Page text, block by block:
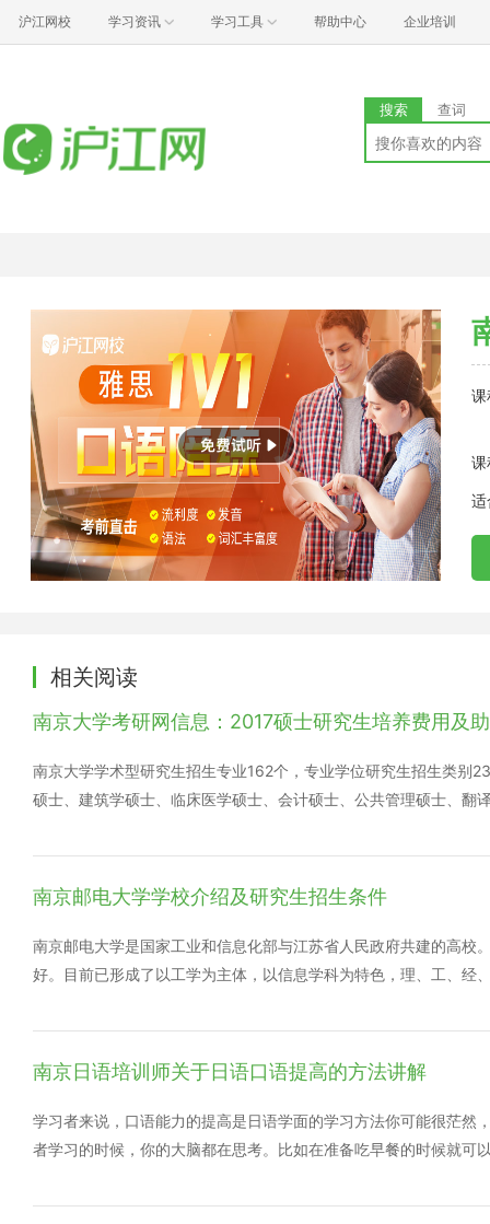
沪江网校 学习资讯 学习工具 帮助中心 企业培训
搜索 查词
课
课
适
相关阅读
南京大学考研网信息：2017硕士研究生培养费用及
南京大学学术型研究生招生专业162个，专业学位研究生招生类别
硕士、建筑学硕士、临床医学硕士、会计硕士、公共管理硕士、翻
划硕士、审计硕士、教育硕士、护理硕士)。全日制招生规模约
0人左右;非全日制招生规模约1400人。完成学业后，全日制和非
000人，长学制转段约110人。 培养费用 根据《国家发展改革委
关问题的通知》(发改价格【2013】887号)，自2014年秋季学期
收取学费，我校具体收费标准参照教育部及江苏省研究生教育学费
位研究生 按物价部门批准或备案标准收取，其中会计硕士(全日制
定，以录取阶段财务处收费通知为准。 奖助体系 南京大学对纳入
金”，每月500元/人;同时设立三个等级的“学业奖学金”，奖额为
有“国家奖学金”，额度20000元/人。非全日制研究生不享受助学
南京邮电大学学校介绍及研究生招生条件
南京邮电大学是国家工业和信息化部与江苏省人民政府共建的高校
好。目前已形成了以工学为主体，以信息学科为特色，理、工、经
原邮电部南京电信学校和南京邮政学校的基础上组建为本科院校
学是国家工业和信息化部与江苏省人民政府共建的高校。在长期
成了“勤奋、求实、进取、创新”的校风，综合办学实力和整体办学
南京日语培训师关于日语口语提高的方法讲解
学习者来说，口语能力的提高是日语学面的学习方法你可能很茫然
者学习的时候，你的大脑都在思考。比如在准备吃早餐的时候就可
“去洗脸去刷牙(顔をあらって、歯を磨きます)。” 尽量说完整